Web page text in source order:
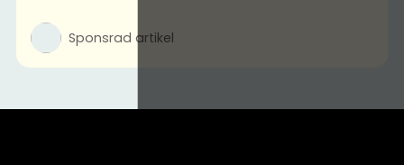
Sponsrad artikel